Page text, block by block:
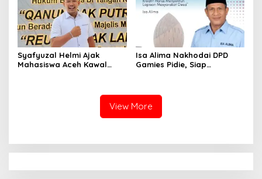
Syafyuzal Helmi Ajak
Mahasiswa Aceh Kawal
Isa Alima Nakhodai DPD
Gamies Pidie, Siap
View More